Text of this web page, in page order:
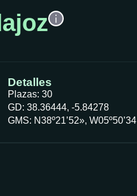
Detalles
Plazas: 30
GD: 38.36444, -5.84278
GMS: N38º21’52», W05º50’34